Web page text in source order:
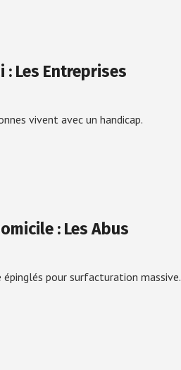
: Les Entreprises
vivent avec un handicap.
: Les Abus
épinglés pour surfacturation massive.